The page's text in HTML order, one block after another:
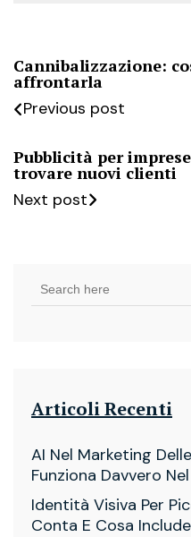
Articoli Recenti
AI Nel Marketing
Funziona Davvero
Identità Visiva Per
Conta E Cosa
Cannibalizzazione:
affrontarla
Previous post
Pubblicità per
trovare nuovi clienti
Next post